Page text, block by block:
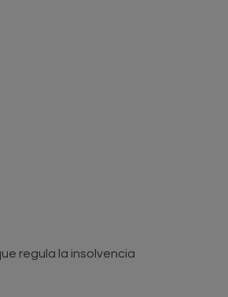
regula la insolvencia